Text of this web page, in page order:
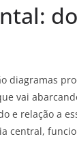
diagramas
vai
e relação a
central,